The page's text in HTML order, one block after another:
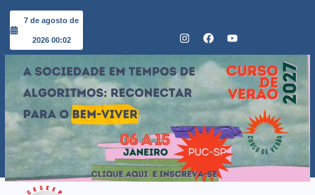
7 de agosto de
2026 00:02